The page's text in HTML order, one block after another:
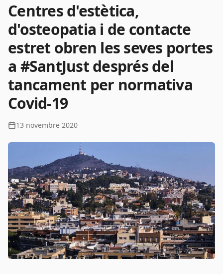
Centres d'estètica,
d'osteopatia i de contacte
estret obren les seves portes
a #SantJust després del
tancament per normativa
Covid-19
13 novembre 2020